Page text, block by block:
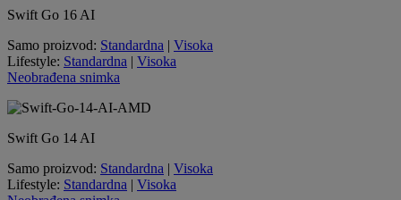
Swift Go 16 AI
Samo proizvod: Standardna | Visoka
Lifestyle: Standardna | Visoka
Neobrađena snimka
Swift Go 14 AI
Samo proizvod: Standardna | Visoka
Lifestyle: Standardna | Visoka